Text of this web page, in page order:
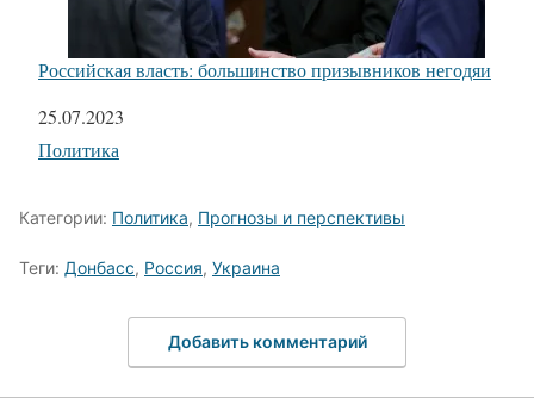
Российская власть: большинство призывников негодяи
Дата
25.07.2023
Относится к
Политика
Категории: Политика, Прогнозы и перспективы
Теги: Донбасс, Россия, Украина
Добавить комментарий